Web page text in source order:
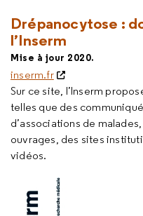
Drépanocytose :
l’Inserm
Mise à jour 2020.
inserm.fr
Sur ce site, l’Inserm
telles que des
d’associations de
ouvrages, des sites
vidéos.